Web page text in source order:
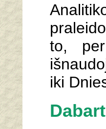
to,
iki